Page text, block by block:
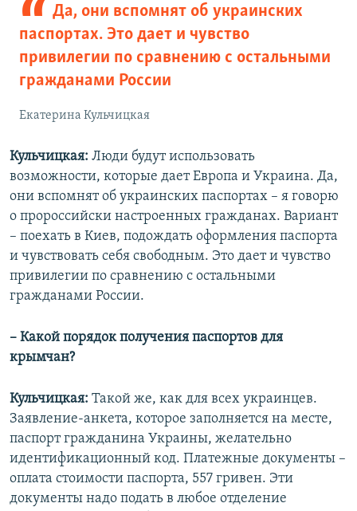
Да, они вспомнят об украинских
паспортах. Это дает и чувство
привилегии по сравнению с остальными
гражданами России
Екатерина Кульчицкая
Кульчицкая: Люди будут использовать
возможности, которые дает Европа и Украина. Да,
они вспомнят об украинских паспортах – я говорю
о пророссийски настроенных гражданах. Вариант
– поехать в Киев, подождать оформления паспорта
и чувствовать себя свободным. Это дает и чувство
привилегии по сравнению с остальными
гражданами России.
– Какой порядок получения паспортов для
крымчан?
Кульчицкая: Такой же, как для всех украинцев.
Заявление-анкета, которое заполняется на месте,
паспорт гражданина Украины, желательно
идентификационный код. Платежные документы –
оплата стоимости паспорта, 557 гривен. Эти
документы надо подать в любое отделение